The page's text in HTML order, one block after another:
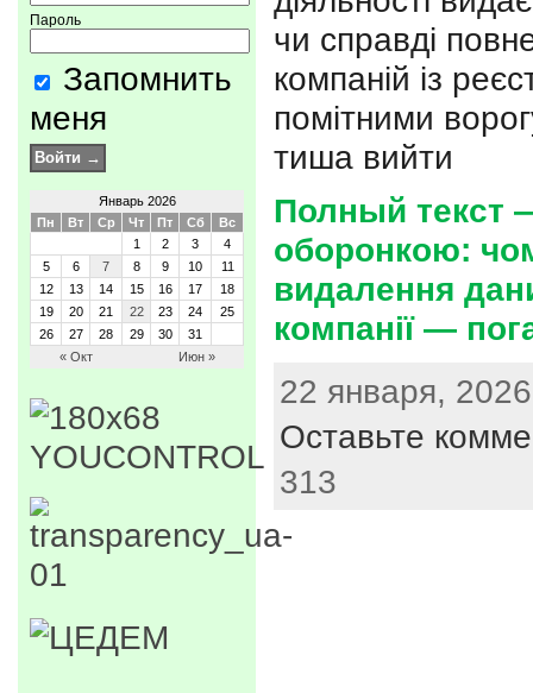
Пароль
Запомнить
меня
Январь 2026
Пн
Вт Ср Чт Пт Сб Вс
« Окт Июн »
1 2 3
4
5
6 7 8 9 10
11
12
13 14 15 16 17
18
19
20 21 22 23 24
25
26
27 28 29 30 31
чи справді
компаній із
помітними
тиша вийти
Полный текст
оборонкою:
видалення
компанії —
22 января,
Оставьте
313